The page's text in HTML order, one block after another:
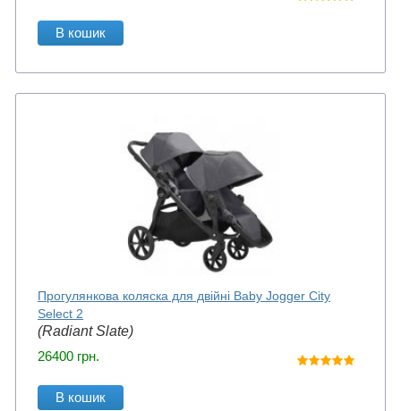
В кошик
Прогулянкова коляска для двійні Baby Jogger City
Select 2
(Radiant Slate)
26400 грн.
В кошик